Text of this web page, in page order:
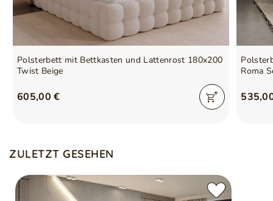
Polsterbett mit Bettkasten und Lattenrost 180x200
Twist Beige
605,00 €
Roma
ZULETZT GESEHEN